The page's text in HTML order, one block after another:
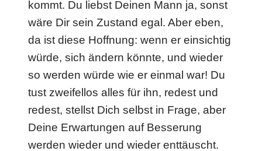
kommt. Du liebst Deinen Mann ja, sonst
wäre Dir sein Zustand egal. Aber eben,
da ist diese Hoffnung: wenn er einsichtig
würde, sich ändern könnte, und wieder
so werden würde wie er einmal war! Du
tust zweifellos alles für ihn, redest und
redest, stellst Dich selbst in Frage, aber
Deine Erwartungen auf Besserung
werden wieder und wieder enttäuscht.